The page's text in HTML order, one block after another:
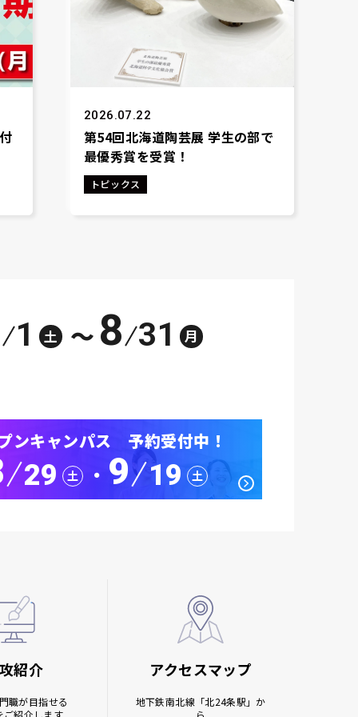
2026.07.22
第54回北海道陶芸展 学生の部で
最優秀賞を受賞！
トピックス
1 土 ～ 8 31 月
ンキャンパス 予約受付中！
29 土 ･ 9 19 土
紹介
職が目指せる
アクセスマップ
地下鉄南北線 「北24条駅」か